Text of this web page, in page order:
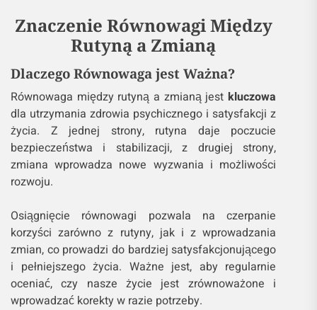
Znaczenie Równowagi Między
Rutyną a Zmianą
Dlaczego Równowaga jest Ważna?
Równowaga między rutyną a zmianą jestkluczowa
dla utrzymania zdrowia psychicznego i satysfakcji z
życia. Z jednej strony, rutyna daje poczucie
bezpieczeństwa i stabilizacji, z drugiej strony,
zmiana wprowadza nowe wyzwania i możliwości
rozwoju.
Osiągnięcie równowagi pozwala na czerpanie
korzyści zarówno z rutyny, jak i z wprowadzania
zmian, co prowadzi do bardziej satysfakcjonującego
i pełniejszego życia. Ważne jest, aby regularnie
oceniać, czy nasze życie jest zrównoważone i
wprowadzać korekty w razie potrzeby.